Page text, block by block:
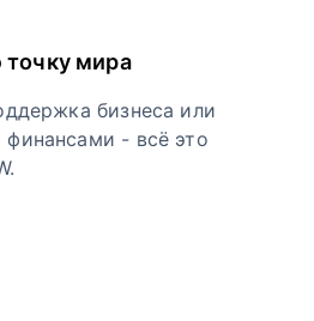
мира
бизнеса или
- всё это